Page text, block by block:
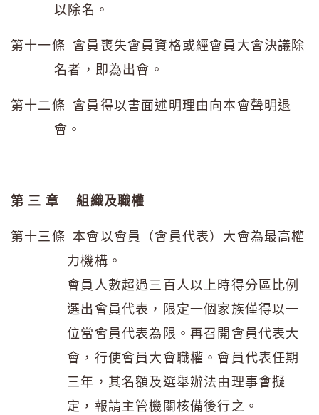
以除名。
第十一條 會員喪失會員資格或經會員大會決議除
名者，即為出會。
第十二條 會員得以書面述明理由向本會聲明退
會。
第 三 章組織及職權
第十三條 本會以會員（會員代表）大會為最高權
力機構。
會員人數超過三百人以上時得分區比例
選出會員代表，限定一個家族僅得以一
位當會員代表為限。再召開會員代表大
會，行使會員大會職權。會員代表任期
三年，其名額及選舉辦法由理事會擬
定，報請主管機關核備後行之。